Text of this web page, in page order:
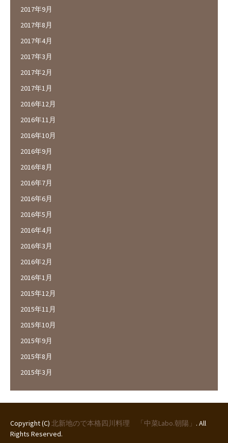
2017年9月
2017年8月
2017年4月
2017年3月
2017年2月
2017年1月
2016年12月
2016年11月
2016年10月
2016年9月
2016年8月
2016年7月
2016年6月
2016年5月
2016年4月
2016年3月
2016年2月
2016年1月
2015年12月
2015年11月
2015年10月
2015年9月
2015年8月
2015年3月
Copyright (C) 北新地ので本格四川料理 「中菜Labo.朝陽」 . All
Rights Reserved.